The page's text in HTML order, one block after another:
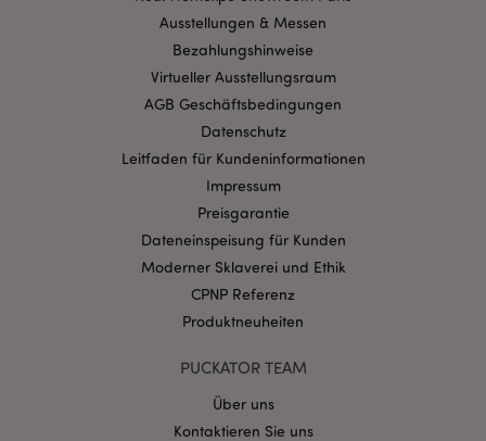
Ausstellungen & Messen
Bezahlungshinweise
Virtueller Ausstellungsraum
AGB Geschäftsbedingungen
Datenschutz
Leitfaden für Kundeninformationen
Impressum
Preisgarantie
Dateneinspeisung für Kunden
Moderner Sklaverei und Ethik
CPNP Referenz
Produktneuheiten
PUCKATOR TEAM
Über uns
Kontaktieren Sie uns
Streng-notwendige-Cookies ermöglichen
Kernfunktionen der Website wie die
Benutzeranmeldung und die Kontoverwaltung.
Ohne unbedingt notwendige cookies kann die
Website nicht richtig genutzt werden.
Domain
CookieScriptConsent